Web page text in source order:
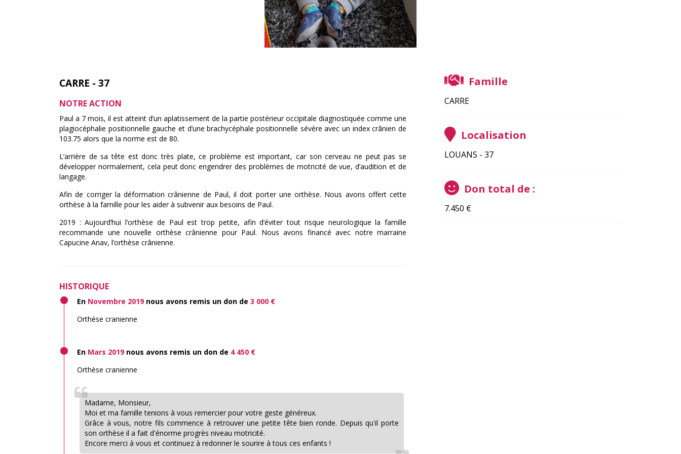
CARRE - 37
NOTRE ACTION
Paul a 7 mois, il est atteint d’un aplatissement de la partie postérieur occipitale diagnostiquée comme une
plagiocéphalie positionnelle gauche et d’une brachycéphale positionnelle sévère avec un index crânien de
103.75 alors que la norme est de 80.
L’arrière de sa tête est donc très plate, ce problème est important, car son cerveau ne peut pas se
développer normalement, cela peut donc engendrer des problèmes de motricité de vue, d’audition et de
langage.
Afin de corriger la déformation crânienne de Paul, il doit porter une orthèse. Nous avons offert cette
orthèse à la famille pour les aider à subvenir aux besoins de Paul.
2019 : Aujourd’hui l’orthèse de Paul est trop petite, afin d’éviter tout risque neurologique la famille
recommande une nouvelle orthèse crânienne pour Paul. Nous avons financé avec notre marraine
Capucine Anav, l’orthèse crânienne.
HISTORIQUE
En Novembre 2019nous avons remis un don de 3 000 €
Orthèse cranienne
En Mars 2019nous avons remis un don de 4 450 €
Orthèse cranienne
Madame, Monsieur,
Moi et ma famille tenions à vous remercier pour votre geste généreux.
Grâce à vous, notre fils commence à retrouver une petite tête bien ronde. Depuis qu'il porte
son orthèse il a fait d'énorme progrès niveau motricité.
Encore merci à vous et continuez à redonner le sourire à tous ces enfants !
Famille
CARRE
Localisation
LOUANS - 37
Don total de :
7.450 €